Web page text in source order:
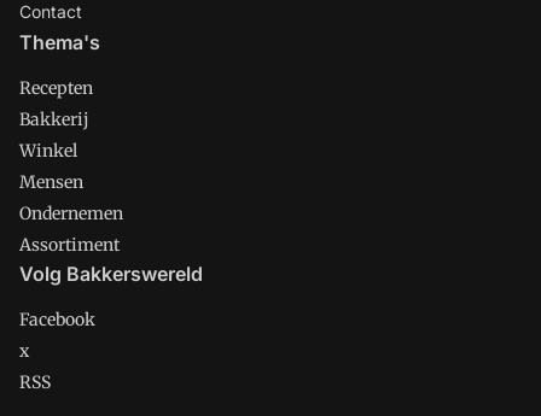
Contact
Thema's
Recepten
Bakkerij
Winkel
Mensen
Ondernemen
Assortiment
Volg Bakkerswereld
Facebook
x
RSS